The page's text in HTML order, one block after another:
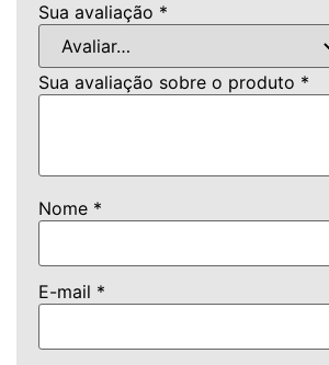
Sua avaliação *
Sua avaliação sobre o produto *
Nome *
E-mail *